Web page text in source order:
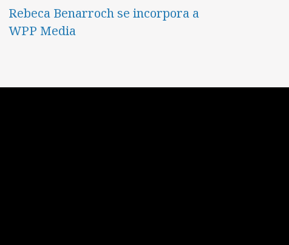
Rebeca Benarroch se incorpora a
WPP Media